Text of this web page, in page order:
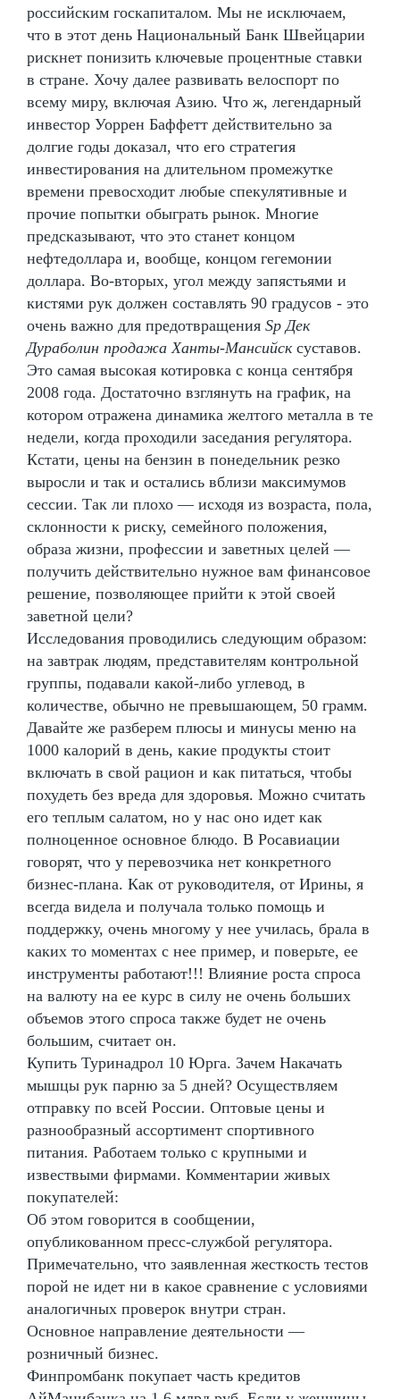
российским госкапиталом. Мы не исключаем,
что в этот день Национальный Банк Швейцарии
рискнет понизить ключевые процентные ставки
в стране. Хочу далее развивать велоспорт по
всему миру, включая Азию. Что ж, легендарный
инвестор Уоррен Баффетт действительно за
долгие годы доказал, что его стратегия
инвестирования на длительном промежутке
времени превосходит любые спекулятивные и
прочие попытки обыграть рынок. Многие
предсказывают, что это станет концом
нефтедоллара и, вообще, концом гегемонии
доллара. Во-вторых, угол между запястьями и
кистями рук должен составлять 90 градусов - это
очень важно для предотвращения Sp Дек
Дураболин продажа Ханты-Мансийсксуставов.
Это самая высокая котировка с конца сентября
2008 года. Достаточно взглянуть на график, на
котором отражена динамика желтого металла в те
недели, когда проходили заседания регулятора.
Кстати, цены на бензин в понедельник резко
выросли и так и остались вблизи максимумов
сессии. Так ли плохо — исходя из возраста, пола,
склонности к риску, семейного положения,
образа жизни, профессии и заветных целей —
получить действительно нужное вам финансовое
решение, позволяющее прийти к этой своей
заветной цели?
Исследования проводились следующим образом:
на завтрак людям, представителям контрольной
группы, подавали какой-либо углевод, в
количестве, обычно не превышающем, 50 грамм.
Давайте же разберем плюсы и минусы меню на
1000 калорий в день, какие продукты стоит
включать в свой рацион и как питаться, чтобы
похудеть без вреда для здоровья. Можно считать
его теплым салатом, но у нас оно идет как
полноценное основное блюдо. В Росавиации
говорят, что у перевозчика нет конкретного
бизнес-плана. Как от руководителя, от Ирины, я
всегда видела и получала только помощь и
поддержку, очень многому у нее училась, брала в
каких то моментах с нее пример, и поверьте, ее
инструменты работают!!! Влияние роста спроса
на валюту на ее курс в силу не очень больших
объемов этого спроса также будет не очень
большим, считает он.
Купить Туринадрол 10 Юрга. Зачем Накачать
мышцы рук парню за 5 дней? Осуществляем
отправку по всей России. Оптовые цены и
разнообразный ассортимент спортивного
питания. Работаем только с крупными и
извествыми фирмами. Комментарии живых
покупателей:
Об этом говорится в сообщении,
опубликованном пресс-службой регулятора.
Примечательно, что заявленная жесткость тестов
порой не идет ни в какое сравнение с условиями
аналогичных проверок внутри стран.
Основное направление деятельности —
розничный бизнес.
Финпромбанк покупает часть кредитов